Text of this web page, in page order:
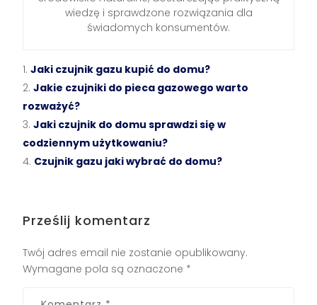
wiedzę i sprawdzone rozwiązania dla
świadomych konsumentów.
Jaki czujnik gazu kupić do domu?
Jakie czujniki do pieca gazowego warto
rozważyć?
Jaki czujnik do domu sprawdzi się w
codziennym użytkowaniu?
Czujnik gazu jaki wybrać do domu?
Prześlij komentarz
Twój adres email nie zostanie opublikowany.
Wymagane pola są oznaczone *